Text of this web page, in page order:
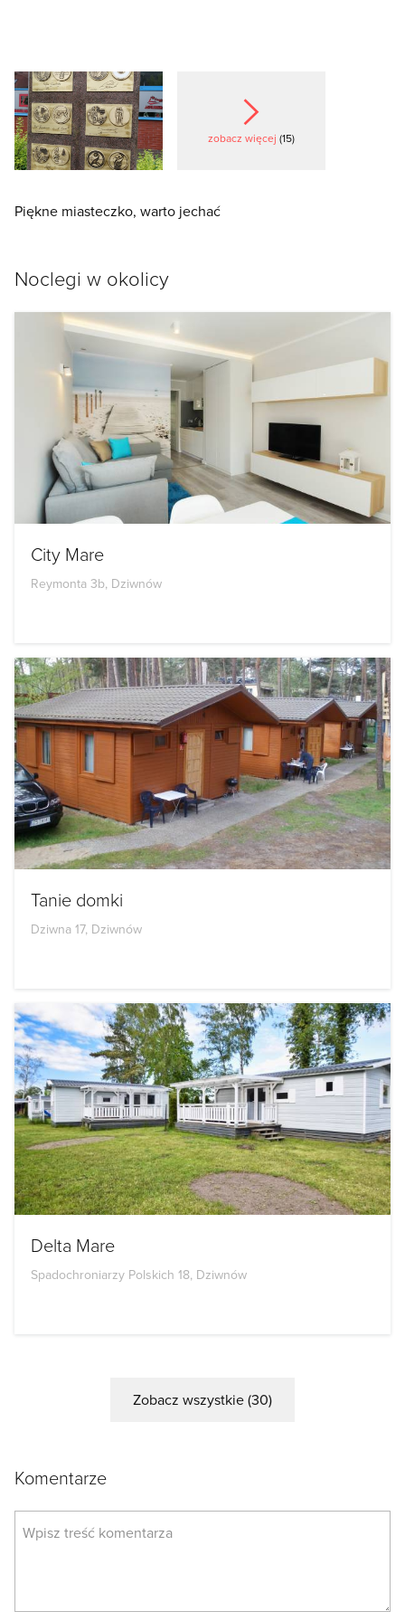
zobacz więcej (15)
Piękne miasteczko, warto jechać
Noclegi w okolicy
City Mare
Reymonta 3b, Dziwnów
Tanie domki
Dziwna 17, Dziwnów
Delta Mare
Spadochroniarzy Polskich 18, Dziwnów
Zobacz wszystkie (30)
Komentarze